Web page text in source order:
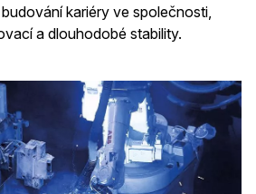
kariéry ve společnosti,
a dlouhodobé stability.